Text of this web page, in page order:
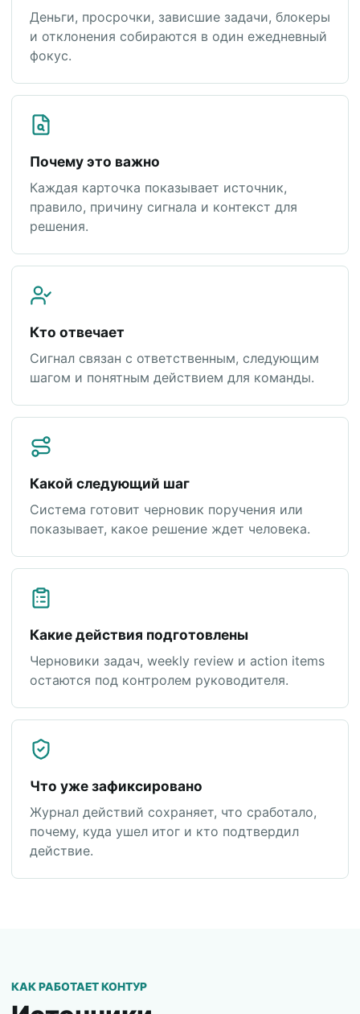
Деньги, просрочки, зависшие задачи, блокеры
и отклонения собираются в один ежедневный
фокус.
Почему это важно
Каждая карточка показывает источник,
правило, причину сигнала и контекст для
решения.
Кто отвечает
Сигнал связан с ответственным, следующим
шагом и понятным действием для команды.
Какой следующий шаг
Система готовит черновик поручения или
показывает, какое решение ждет человека.
Какие действия подготовлены
Черновики задач, weekly review и action items
остаются под контролем руководителя.
Что уже зафиксировано
Журнал действий сохраняет, что сработало,
почему, куда ушел итог и кто подтвердил
действие.
КАК РАБОТАЕТ КОНТУР